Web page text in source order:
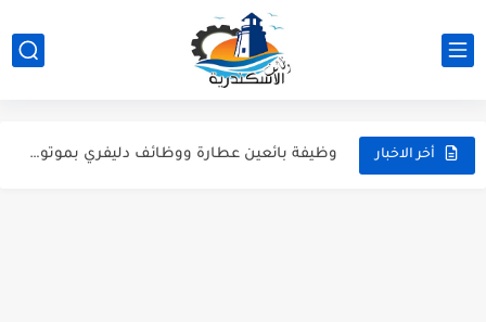
أخر الاخبار
عمال نظافة وهاوس كيبنج.. قدم دلوقتي وابدأ شغلك في إسكندرية...
وظيفة بائعين عطارة ووظائف دليفري بموتوسيكل - عطارة أورجانيك سيدي...